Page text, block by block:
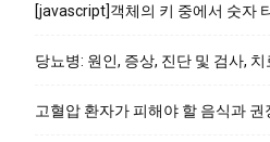
[javascript]객체의 키 중에서 숫자
당뇨병: 원인, 증상, 진단 및 검사,
고혈압 환자가 피해야 할 음식과 권